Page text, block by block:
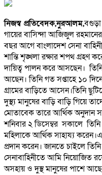
নিজস্ব প্রতিবেদক,নুরআলম,বগুড়া
গায়ের বাসিন্দা আজিজুল
বছর আগে বাংলাদেশ সেনা
শান্তি শৃঙ্খলা রক্ষার শপথ গ্রহণ
দায়িত্ব পালন করে আসছেন। তিনি
আছেন। তিনি গত সপ্তাহে ১০
গ্রামের বাড়িতে আসেন।তিনি
দুস্থ্য মানুষের বাড়ি বাড়ি গিয়ে
মোতাবেক তারে আর্থিক অনুদান
শনিবার ২ ডিসেম্বর সকালে
মহিলাকে আর্থিক সাহায্য
প্রদান করেন। জানতে চাইলে তিনি
সেনাবাহিনীতে আমি নিয়োজিত
অসহায় ও দুস্থ মানুষের পাশে